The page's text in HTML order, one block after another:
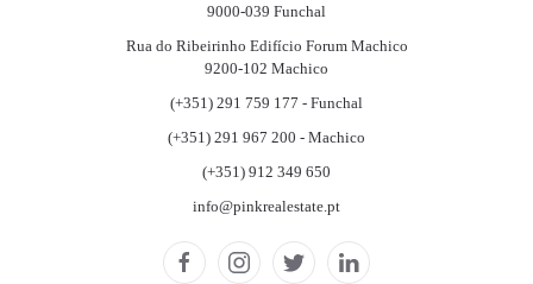
9000-039 Funchal
Rua do Ribeirinho Edifício Forum Machico
9200-102 Machico
(+351) 291 759 177 - Funchal
(+351) 291 967 200 - Machico
(+351) 912 349 650
info@pinkrealestate.pt